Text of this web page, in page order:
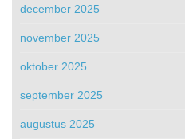
december 2025
november 2025
oktober 2025
september 2025
augustus 2025